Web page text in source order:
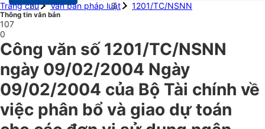
Trang chủ
Văn bản pháp luật 1201/TC/NSNN
Thông tin văn bản
107
0
Công văn số 1201/TC/NSNN
ngày 09/02/2004 Ngày
09/02/2004 của Bộ Tài chính về
việc phân bổ và giao dự toán